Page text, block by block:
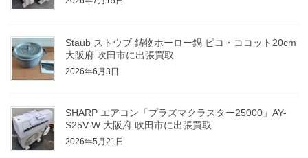
Staub ストウブ 鋳物ホーロー鍋 ピコ・ココット20cm
大阪府 吹田市に出張買取
2026年6月3日
SHARP エアコン「プラズマクラスター25000」AY-
S25V-W 大阪府 吹田市に出張買取
2026年5月21日